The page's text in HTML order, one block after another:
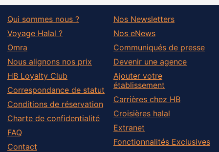
Qui sommes nous ?
Voyage Halal ?
Omra
Nous alignons nos prix
HB Loyalty Club
Correspondance de statut
Conditions de réservation
Charte de confidentialité
FAQ
Contact
Nos Newsletters
Nos eNews
Communiqués de presse
Devenir une agence
Ajouter votre
établissement
Carrières chez HB
Croisières halal
Extranet
Fonctionnalités Exclusives